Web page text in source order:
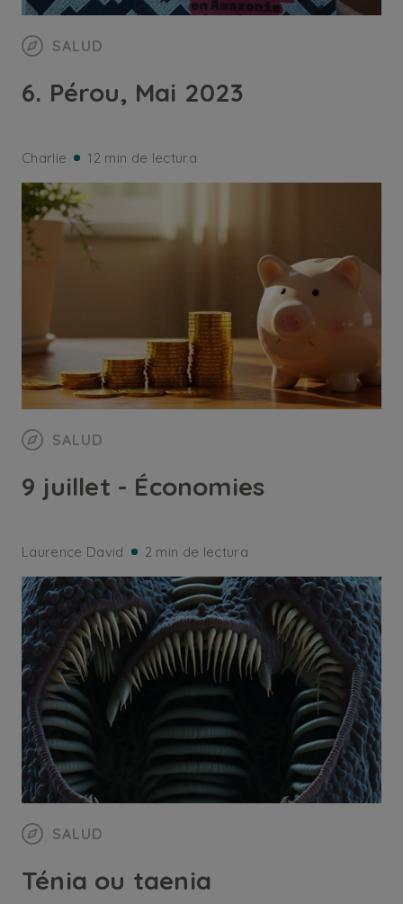
SALUD
6. Pérou, Mai 2023
Charlie 12 min de lectura
SALUD
9 juillet - Économies
Laurence David 2 min de lectura
SALUD
Ténia ou taenia